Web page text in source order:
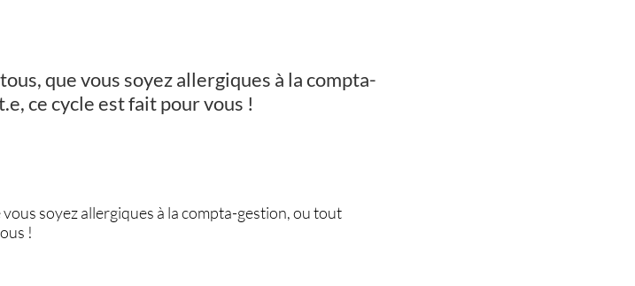
que vous soyez allergiques à la compta-
ce cycle est fait pour vous !
soyez allergiques à la compta-gestion, ou tout
!